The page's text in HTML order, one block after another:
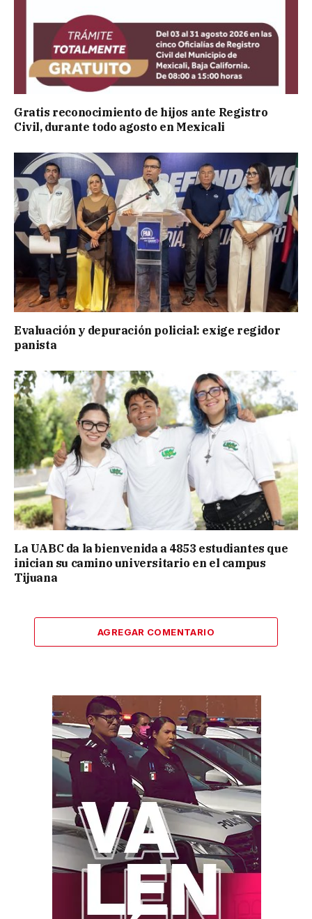
Gratis reconocimiento de hijos ante Registro
Civil, durante todo agosto en Mexicali
Evaluación y depuración policial: exige regidor
panista
La UABC da la bienvenida a 4853 estudiantes que
inician su camino universitario en el campus
Tijuana
AGREGAR COMENTARIO